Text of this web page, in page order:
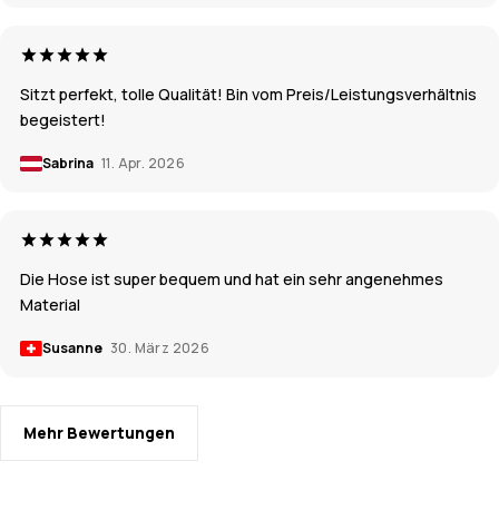
Sitzt perfekt, tolle Qualität! Bin vom Preis/Leistungsverhältnis
begeistert!
Sabrina 11. Apr. 2026
Die Hose ist super bequem und hat ein sehr angenehmes
Material
Susanne 30. März 2026
Mehr Bewertungen